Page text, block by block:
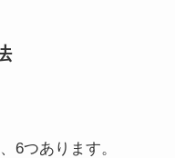
6つあります。